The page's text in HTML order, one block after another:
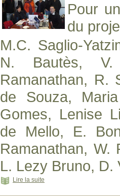
Pour
du
M.C. Saglio-
N. Bautès,
Ramanathan, R.
de Souza,
Gomes, Lenise
de Mello, E.
Ramanathan, W.
L. Lezy Bruno, D.
Lire la suite